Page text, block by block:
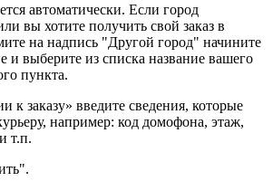
автоматически. Если город
вы хотите получить свой заказ в
на надпись "Другой город" начините
и выберите из списка название вашего
пункта.
к заказу» введите сведения, которые
например: код домофона, этаж,
т.п.